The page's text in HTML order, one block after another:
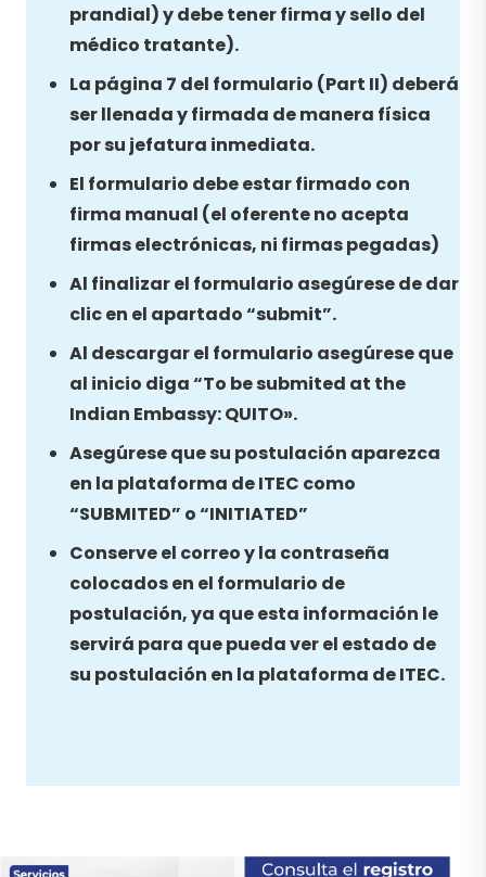
prandial) y debe tener firma y sello del
médico tratante).
La página 7 del formulario (Part II) deberá
ser llenada y firmada de manera física
por su jefatura inmediata.
El formulario debe estar firmado con
firma manual (el oferente no acepta
firmas electrónicas, ni firmas pegadas)
Al finalizar el formulario asegúrese de dar
clic en el apartado “submit”.
Al descargar el formulario asegúrese que
al inicio diga “To be submited at the
Indian Embassy: QUITO».
Asegúrese que su postulación aparezca
en la plataforma de ITEC como
“SUBMITED” o “INITIATED”
Conserve el correo y la contraseña
colocados en el formulario de
postulación, ya que esta información le
servirá para que pueda ver el estado de
su postulación en la plataforma de ITEC.